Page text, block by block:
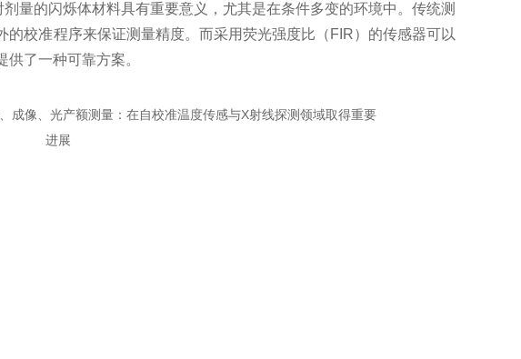
量的闪烁体材料具有重要意义，尤其是在条件多变的环境中。传统测
的校准程序来保证测量精度。而采用荧光强度比（FIR）的传感器可以
一种可靠方案。